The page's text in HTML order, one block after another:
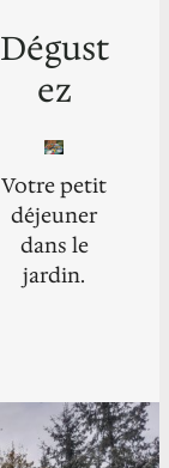
Dégust
Ez
Votre petit
déjeuner
dans le
jardin.